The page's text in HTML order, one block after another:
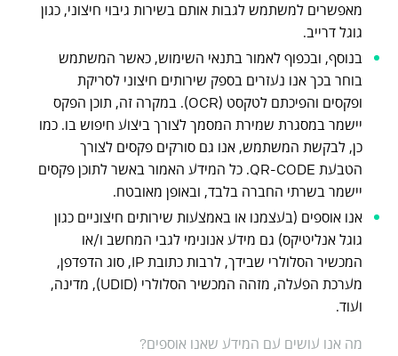
מאפשרים למשתמש לגבות אותם בשירות גיבוי חיצוני, כגון
גוגל דרייב.
בנוסף, ובכפוף לאמור בתנאי השימוש, כאשר המשתמש
בוחר בכך אנו נעזרים בספק שירותים חיצוני לסריקת
ופקסים והפיכתם לטקסט (OCR). במקרה זה, תוכן הפקס
יישמר במסגרת שמירת המסמך לצורך ביצוע חיפוש בו. כמו
כן, לבקשת המשתמש, אנו גם סורקים פקסים לצורך
הטבעת QR-CODE. כל המידע האמור באשר לתוכן פקסים
יישמר בשרתי החברה בלבד, ובאופן מאובטח.
אנו אוספים (בעצמנו או באמצעות שירותים חיצוניים כגון
גוגל אנליטיקס) גם מידע אנונימי לגבי המחשב ו/או
המכשיר הסלולרי שבידך, לרבות כתובת IP, סוג הדפדפן,
מערכת הפעלה, מזהה המכשיר הסלולרי (UDID), מדינה,
ועוד.
מה אנו עושים עם המידע שאנו אוספים?